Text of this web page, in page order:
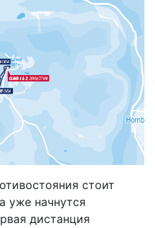
стоит
уже начнутся
дистанция